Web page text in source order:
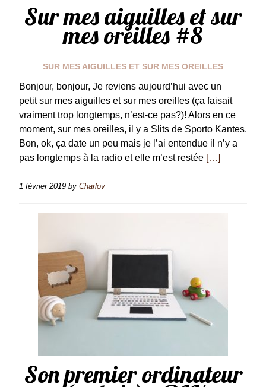
Sur mes aiguilles et sur
mes oreilles #8
SUR MES AIGUILLES ET SUR MES OREILLES
Bonjour, bonjour, Je reviens aujourd’hui avec un
petit sur mes aiguilles et sur mes oreilles (ça faisait
vraiment trop longtemps, n’est-ce pas?)! Alors en ce
moment, sur mes oreilles, il y a Slits de Sporto Kantes.
Bon, ok, ça date un peu mais je l’ai entendue il n’y a
pas longtemps à la radio et elle m’est restée […]
1 février 2019 by Charlov
Son premier ordinateur